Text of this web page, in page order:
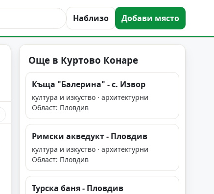
Наблизо Добави място
Още в Куртово Конаре
Къща "Балерина" - с. Извор
култура и изкуство · архитектурни
Област: Пловдив
Римски акведукт - Пловдив
култура и изкуство · архитектурни
Област: Пловдив
Турска баня - Пловдив